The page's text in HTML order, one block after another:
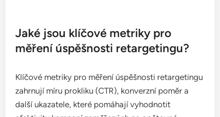
předchozími reklamami. Dbejte na to, aby vaše
reklamy byly relevantní a atraktivní, což pomůže